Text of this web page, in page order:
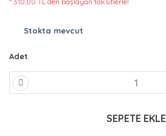
Stokta mevcut
Adet
SEPETE EKLE